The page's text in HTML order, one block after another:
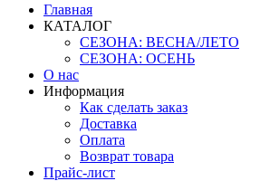
Главная
КАТАЛОГ
СЕЗОНА: ВЕСНА/ЛЕТО
СЕЗОНА: ОСЕНЬ
О нас
Информация
Как сделать заказ
Доставка
Оплата
Возврат товара
Прайс-лист